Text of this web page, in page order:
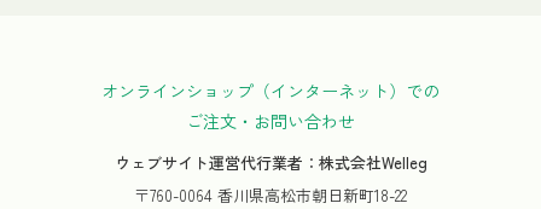
オンラインショップ（インターネット）での
ご注文・お問い合わせ
ウェブサイト運営代行業者：株式会社Welleg
〒760-0064 香川県高松市朝日新町18-22